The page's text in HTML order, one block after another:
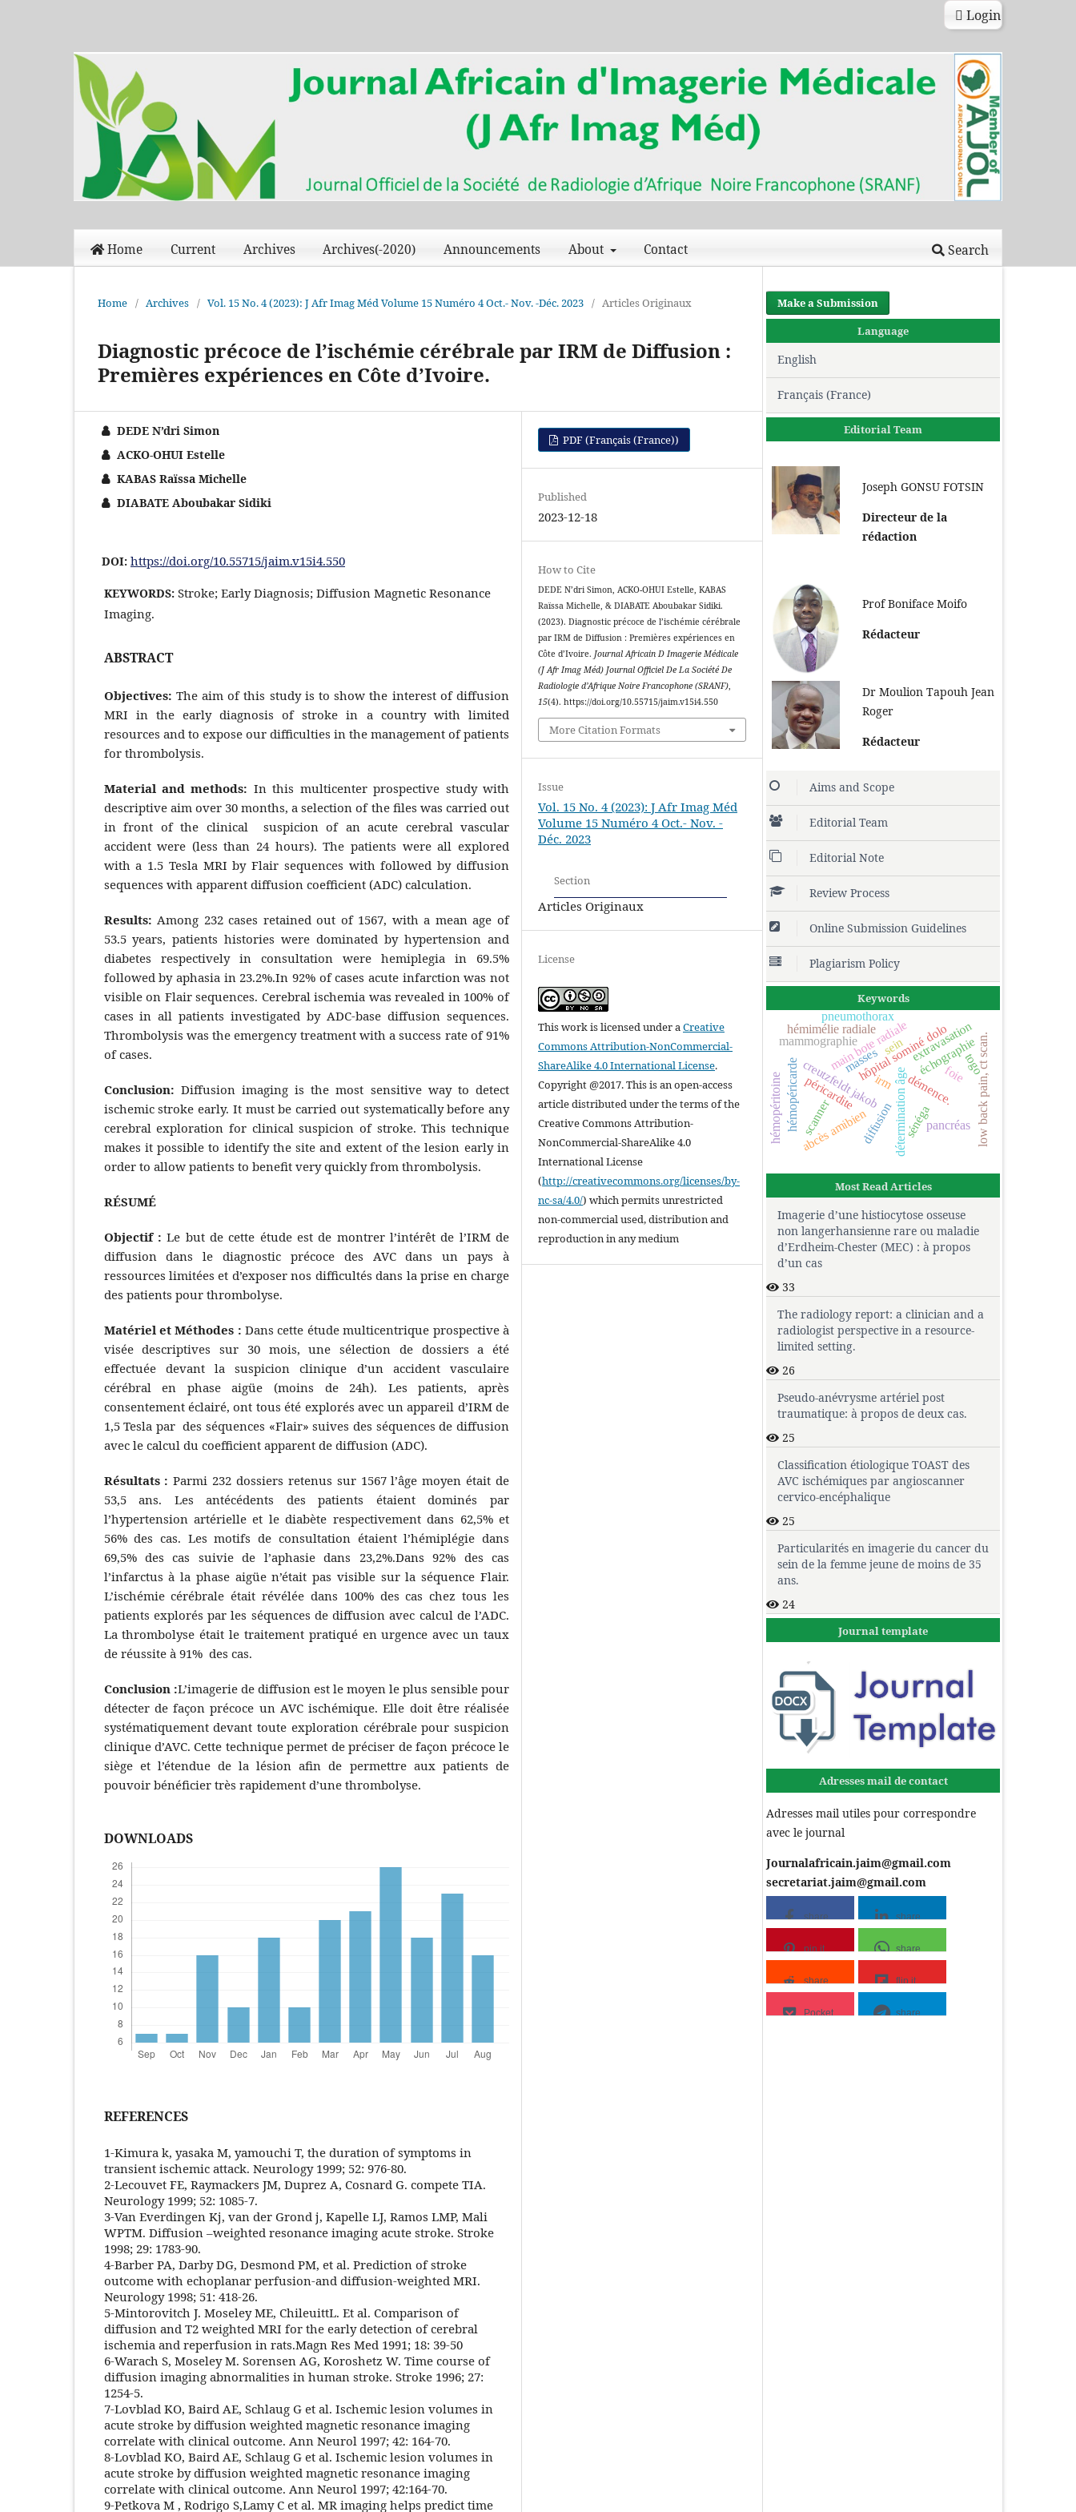
Home Current Archives Archives(-2020) Announcements About Contact Search
Login
Home / Archives / Vol. 15 No. 4 (2023): J Afr Imag Méd Volume 15 Numéro 4 Oct.- Nov. -Déc. 2023 / Articles Originaux
Diagnostic précoce de l’ischémie cérébrale par IRM de Diffusion :
Premières expériences en Côte d’Ivoire.
DEDE N’dri Simon
ACKO-OHUI Estelle
KABAS Raïssa Michelle
DIABATE Aboubakar Sidiki
DOI: https://doi.org/10.55715/jaim.v15i4.550
KEYWORDS: Stroke; Early Diagnosis; Diffusion Magnetic Resonance
Imaging.
ABSTRACT
Objectives: The aim of this study is to show the interest of diffusion
MRI in the early diagnosis of stroke in a country with limited
resources and to expose our difficulties in the management of patients
for thrombolysis.
Material and methods: In this multicenter prospective study with
descriptive aim over 30 months, a selection of the files was carried out
in front of the clinical suspicion of an acute cerebral vascular
accident were (less than 24 hours). The patients were all explored
with a 1.5 Tesla MRI by Flair sequences with followed by diffusion
sequences with apparent diffusion coefficient (ADC) calculation.
Results: Among 232 cases retained out of 1567, with a mean age of
53.5 years, patients histories were dominated by hypertension and
diabetes respectively in consultation were hemiplegia in 69.5%
followed by aphasia in 23.2%.In 92% of cases acute infarction was not
visible on Flair sequences. Cerebral ischemia was revealed in 100% of
cases in all patients investigated by ADC-base diffusion sequences.
Thrombolysis was the emergency treatment with a success rate of 91%
of cases.
Conclusion: Diffusion imaging is the most sensitive way to detect
ischemic stroke early. It must be carried out systematically before any
cerebral exploration for clinical suspicion of stroke. This technique
makes it possible to identify the site and extent of the lesion early in
order to allow patients to benefit very quickly from thrombolysis.
RÉSUMÉ
Objectif :Le but de cette étude est de montrer l’intérêt de l’IRM de
diffusion dans le diagnostic précoce des AVC dans un pays à
ressources limitées et d’exposer nos difficultés dans la prise en charge
des patients pour thrombolyse.
Matériel et Méthodes :Dans cette étude multicentrique prospective à
visée descriptives sur 30 mois, une sélection de dossiers a été
effectuée devant la suspicion clinique d’un accident vasculaire
cérébral en phase aigüe (moins de 24h). Les patients, après
consentement éclairé, ont tous été explorés avec un appareil d’IRM de
1,5 Tesla par des séquences «Flair» suives des séquences de diffusion
avec le calcul du coefficient apparent de diffusion (ADC).
Résultats : Parmi 232 dossiers retenus sur 1567 l’âge moyen était de
53,5 ans. Les antécédents des patients étaient dominés par
l’hypertension artérielle et le diabète respectivement dans 62,5% et
56% des cas. Les motifs de consultation étaient l’hémiplégie dans
69,5% des cas suivie de l’aphasie dans 23,2%.Dans 92% des cas
l’infarctus à la phase aigüe n’était pas visible sur la séquence Flair.
L’ischémie cérébrale était révélée dans 100% des cas chez tous les
patients explorés par les séquences de diffusion avec calcul de l’ADC.
La thrombolyse était le traitement pratiqué en urgence avec un taux
de réussite à 91% des cas.
Conclusion :L’imagerie de diffusion est le moyen le plus sensible pour
détecter de façon précoce un AVC ischémique. Elle doit être réalisée
systématiquement devant toute exploration cérébrale pour suspicion
clinique d’AVC. Cette technique permet de préciser de façon précoce le
siège et l’étendue de la lésion aﬁn de permettre aux patients de
pouvoir bénéﬁcier très rapidement d’une thrombolyse.
DOWNLOADS
REFERENCES
1-Kimura k, yasaka M, yamouchi T, the duration of symptoms in
transient ischemic attack. Neurology 1999; 52: 976-80.
2-Lecouvet FE, Raymackers JM, Duprez A, Cosnard G. compete TIA.
Neurology 1999; 52: 1085-7.
3-Van Everdingen Kj, van der Grond j, Kapelle LJ, Ramos LMP, Mali
WPTM. Diffusion –weighted resonance imaging acute stroke. Stroke
1998; 29: 1783-90.
4-Barber PA, Darby DG, Desmond PM, et al. Prediction of stroke
outcome with echoplanar perfusion-and diffusion-weighted MRI.
Neurology 1998; 51: 418-26.
5-Mintorovitch J. Moseley ME, ChileuittL. Et al. Comparison of
diffusion and T2 weighted MRI for the early detection of cerebral
ischemia and reperfusion in rats.Magn Res Med 1991; 18: 39-50
6-Warach S, Moseley M. Sorensen AG, Koroshetz W. Time course of
diffusion imaging abnormalities in human stroke. Stroke 1996; 27:
1254-5.
7-Lovblad KO, Baird AE, Schlaug G et al. Ischemic lesion volumes in
acute stroke by diffusion weighted magnetic resonance imaging
correlate with clinical outcome. Ann Neurol 1997; 42: 164-70.
8-Lovblad KO, Baird AE, Schlaug G et al. Ischemic lesion volumes in
acute stroke by diffusion weighted magnetic resonance imaging
correlate with clinical outcome. Ann Neurol 1997; 42:164-70.
9-Petkova M , Rodrigo S,Lamy C et al. MR imaging helps predict time
PDF (Français (France))
Published
2023-12-18
How to Cite
DEDE N’dri Simon, ACKO-OHUI Estelle, KABAS
Raïssa Michelle, & DIABATE Aboubakar Sidiki.
(2023). Diagnostic précoce de l’ischémie cérébrale
par IRM de Diffusion : Premières expériences en
Côte d’Ivoire. Journal Africain D Imagerie Médicale
(J Afr Imag Méd) Journal Officiel De La Société De
Radiologie d’Afrique Noire Francophone (SRANF)
15(4). https://doi.org/10.55715/jaim.v15i4.550
More Citation Formats
Issue
Vol. 15 No. 4 (2023): J Afr Imag Méd
Volume 15 Numéro 4 Oct.- Nov. -
Déc. 2023
Section
Articles Originaux
License
This work is licensed under aCreative
Commons Attribution-NonCommercial-
ShareAlike 4.0 International License.
Copyright @2017. This is an open-access
article distributed under the terms of the
Creative Commons Attribution-
NonCommercial-ShareAlike 4.0
International License
(http://creativecommons.org/licenses/by-
nc-sa/4.0/) which permits unrestricted
non-commercial used, distribution and
reproduction in any medium
Make a Submission
Language
English
Français (France)
Editorial Team
Joseph GONSU FOTSIN
Directeur de la
rédaction
Prof Boniface Moifo
Rédacteur
Dr Moulion Tapouh Jean
Roger
Rédacteur
Aims and Scope
Editorial Team
Editorial Note
Review Process
Online Submission Guidelines
Plagiarism Policy
Keywords
creutzfeldt jakob détermination âge
hôpital sominé dolo
main bote radiale
hémimélie radiale
démence.
diffusion
irm
sein échographie
mammographie
péricardite foie
abcès amibien sénéga low back pain, ct scan.
scanner pancréas
masses extravasation
togo
hémopéricarde
hémopéritoine
pneumothorax
Most Read Articles
Imagerie d’une histiocytose osseuse
non langerhansienne rare ou maladie
d’Erdheim-Chester (MEC) : à propos
d’un cas
33
The radiology report: a clinician and a
radiologist perspective in a resource-
limited setting.
26
Pseudo-anévrysme artériel post
traumatique: à propos de deux cas.
25
Classification étiologique TOAST des
AVC ischémiques par angioscanner
cervico-encéphalique
25
Particularités en imagerie du cancer du
sein de la femme jeune de moins de 35
ans.
24
Journal template
Adresses mail de contact
Adresses mail utiles pour correspondre
avec le journal
Journalafricain.jaim@gmail.com
secretariat.jaim@gmail.com
share share
pin it share
share flip it
Pocket share